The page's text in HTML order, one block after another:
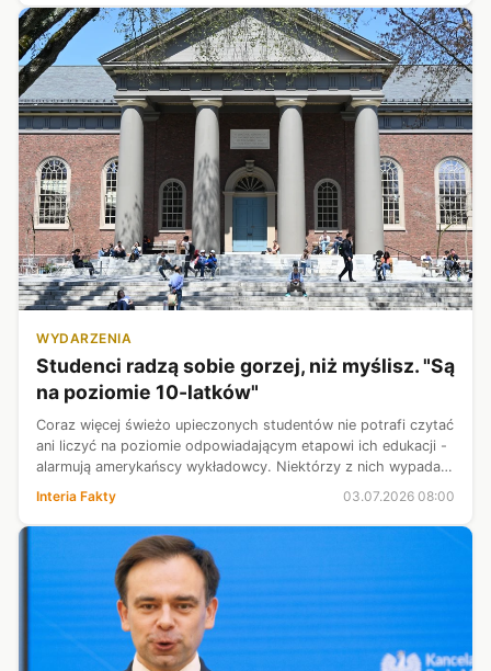
WYDARZENIA
Studenci radzą sobie gorzej, niż myślisz. "Są
na poziomie 10-latków"
Coraz więcej świeżo upieczonych studentów nie potrafi czytać
ani liczyć na poziomie odpowiadającym etapowi ich edukacji -
alarmują amerykańscy wykładowcy. Niektórzy z nich wypadają
w testach nielepiej niż dziesięciolatkowie. Co stoi za
drastycznym sp...
Interia Fakty 03.07.2026 08:00